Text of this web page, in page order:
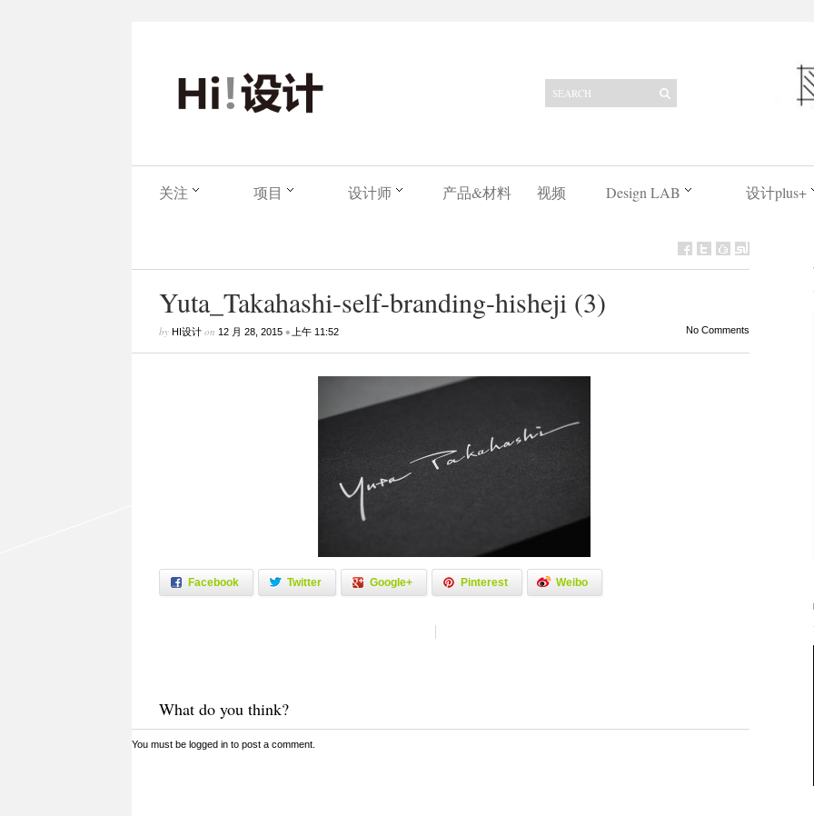
关注 项目 设计师 产品&材料 视频 Design LAB 设计plus+
Yuta_Takahashi-self-branding-hisheji (3)
by HI设计on 12 月 28, 2015• 上午 11:52 No Comments
Facebook Twitter Google+ Pinterest Weibo
What do you think?
You must be logged into post a comment.